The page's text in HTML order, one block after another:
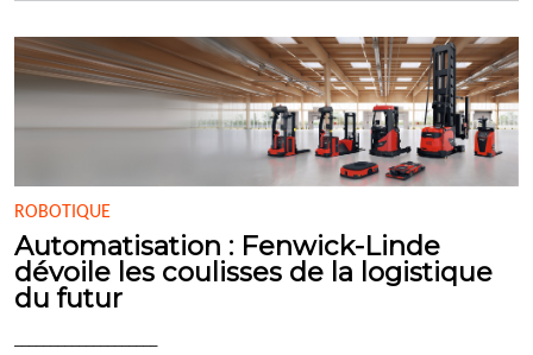
ROBOTIQUE
Automatisation : Fenwick-Linde
dévoile les coulisses de la logistique
du futur